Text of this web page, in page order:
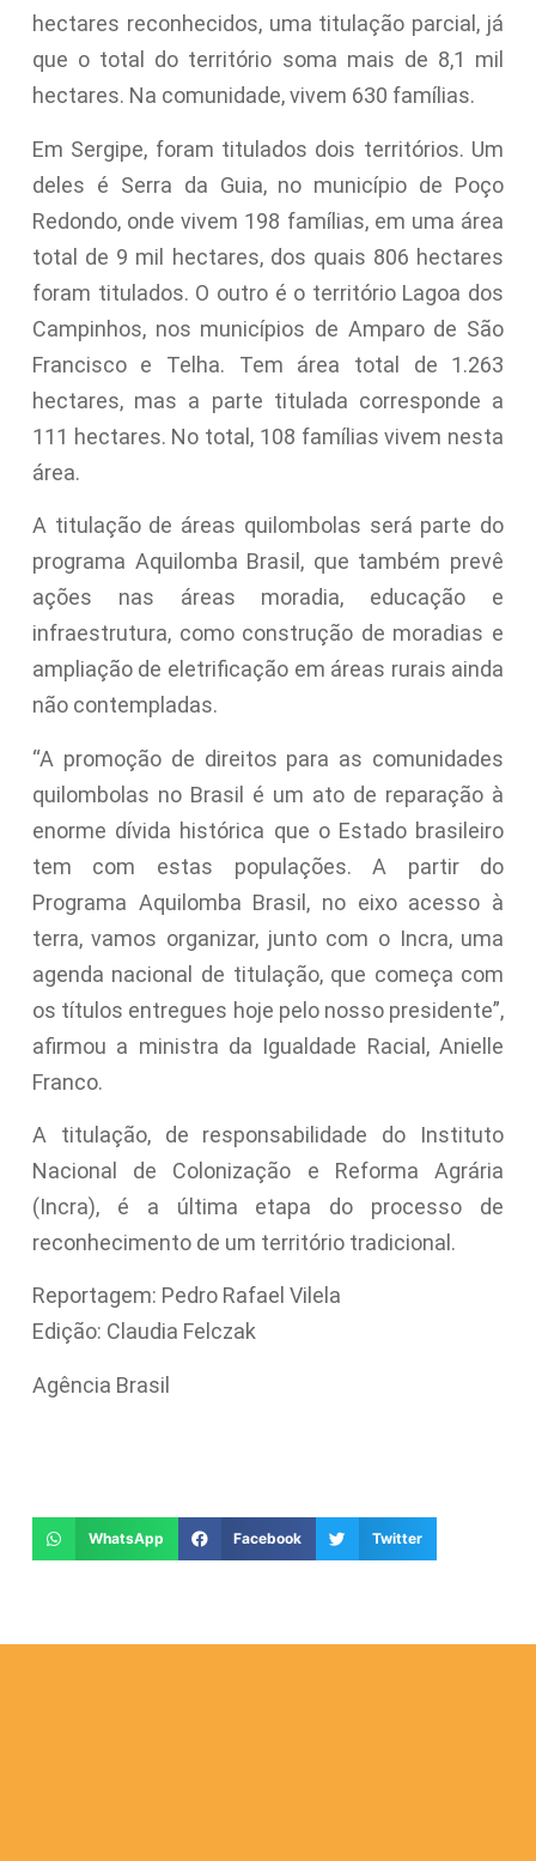
hectares reconhecidos, uma titulação parcial, já
que o total do território soma mais de 8,1 mil
hectares. Na comunidade, vivem 630 famílias.
Em Sergipe, foram titulados dois territórios. Um
deles é Serra da Guia, no município de Poço
Redondo, onde vivem 198 famílias, em uma área
total de 9 mil hectares, dos quais 806 hectares
foram titulados. O outro é o território Lagoa dos
Campinhos, nos municípios de Amparo de São
Francisco e Telha. Tem área total de 1.263
hectares, mas a parte titulada corresponde a
111 hectares. No total, 108 famílias vivem nesta
área.
A titulação de áreas quilombolas será parte do
programa Aquilomba Brasil, que também prevê
ações nas áreas moradia, educação e
infraestrutura, como construção de moradias e
ampliação de eletrificação em áreas rurais ainda
não contempladas.
“A promoção de direitos para as comunidades
quilombolas no Brasil é um ato de reparação à
enorme dívida histórica que o Estado brasileiro
tem com estas populações. A partir do
Programa Aquilomba Brasil, no eixo acesso à
terra, vamos organizar, junto com o Incra, uma
agenda nacional de titulação, que começa com
os títulos entregues hoje pelo nosso presidente”,
afirmou a ministra da Igualdade Racial, Anielle
Franco.
A titulação, de responsabilidade do Instituto
Nacional de Colonização e Reforma Agrária
(Incra), é a última etapa do processo de
reconhecimento de um território tradicional.
Reportagem: Pedro Rafael Vilela
Edição: Claudia Felczak
Agência Brasil
WhatsApp Facebook Twitter